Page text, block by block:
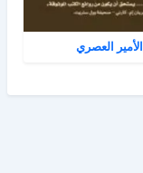
الأمير العصري